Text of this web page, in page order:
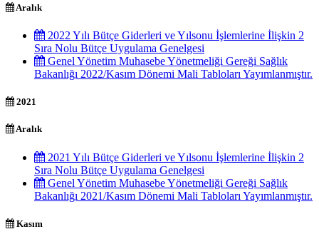
Aralık
2022 Yılı Bütçe Giderleri ve Yılsonu İşlemlerine İlişkin 2
Sıra Nolu Bütçe Uygulama Genelgesi
Genel Yönetim Muhasebe Yönetmeliği Gereği Sağlık
Bakanlığı 2022/Kasım Dönemi Mali Tabloları Yayımlanmıştır.
2021
Aralık
2021 Yılı Bütçe Giderleri ve Yılsonu İşlemlerine İlişkin 2
Sıra Nolu Bütçe Uygulama Genelgesi
Genel Yönetim Muhasebe Yönetmeliği Gereği Sağlık
Bakanlığı 2021/Kasım Dönemi Mali Tabloları Yayımlanmıştır.
Kasım